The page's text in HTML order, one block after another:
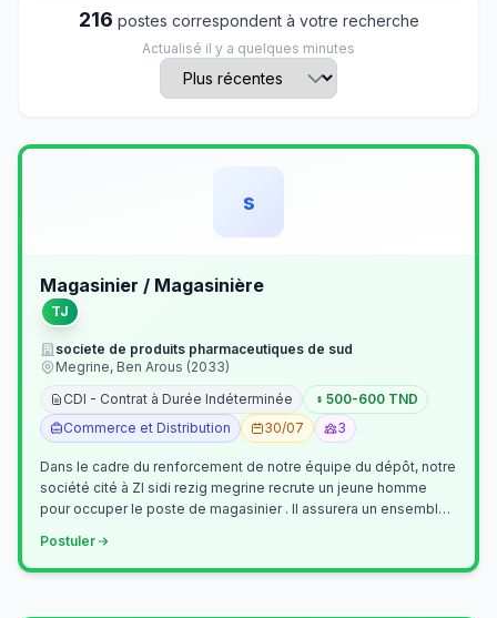
216 postes correspondent à votre recherche
Actualisé il y a quelques minutes
s
Magasinier / Magasinière
TJ
societe de produits pharmaceutiques de sud
Megrine, Ben Arous (2033)
CDI - Contrat à Durée Indéterminée
500-600 TND
Commerce et Distribution
30/07 3
Dans le cadre du renforcement de notre équipe du dépôt, notre
société cité à ZI sidi rezig megrine recrute un jeune homme
pour occuper le poste de magasinier . Il assurera un ensemble
Postuler